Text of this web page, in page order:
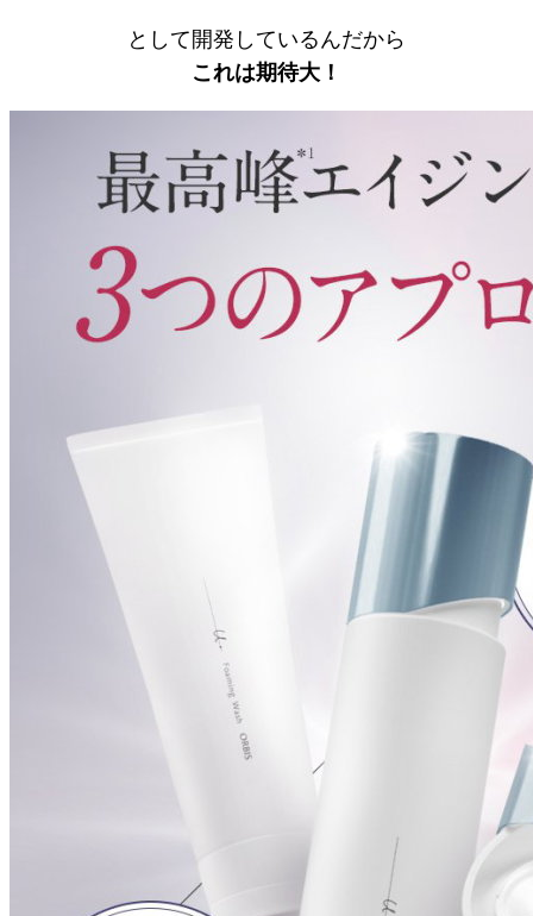
として開発しているんだから
これは期待大！